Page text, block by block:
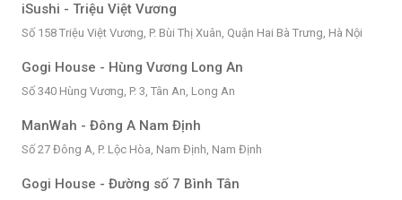
iSushi - Triệu Việt Vương
Số 158 Triệu Việt Vương, P. Bùi Thị Xuân, Quận Hai Bà Trưng, Hà Nội
Gogi House - Hùng Vương Long An
Số 340 Hùng Vương, P. 3, Tân An, Long An
ManWah - Đông A Nam Định
Số 27 Đông A, P. Lộc Hòa, Nam Định, Nam Định
Gogi House - Đường số 7 Bình Tân